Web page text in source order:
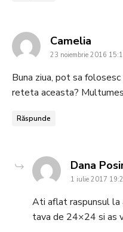
Camelia
23 noiembrie 2016
Buna ziua, pot sa
reteta aceasta?
Răspunde
Dana
1 iulie 2017
Ati aflat raspunsul la
tava de 24×24 si as